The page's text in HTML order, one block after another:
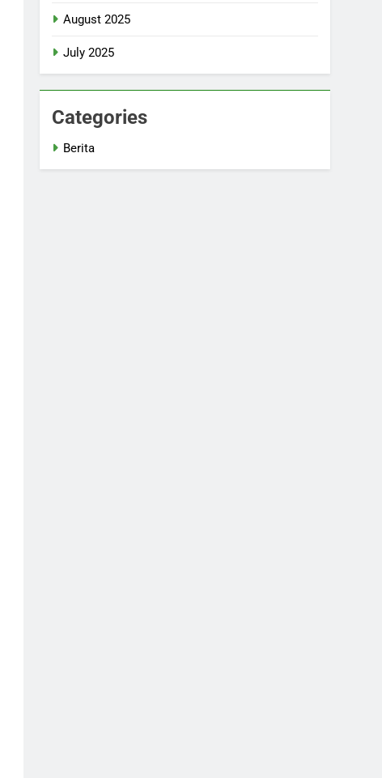
August 2025
July 2025
Categories
Berita